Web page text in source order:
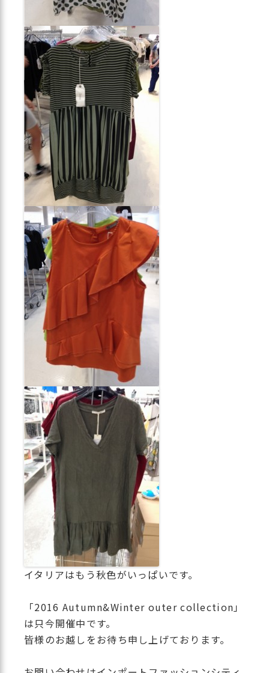
イタリアはもう秋色がいっぱいです。
「2016 Autumn&Winter outer collection」
は只今開催中です。
皆様のお越しをお待ち申し上げております。